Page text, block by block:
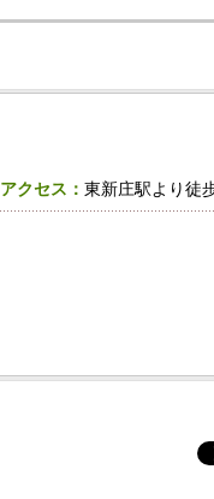
アクセス：東新庄駅より徒